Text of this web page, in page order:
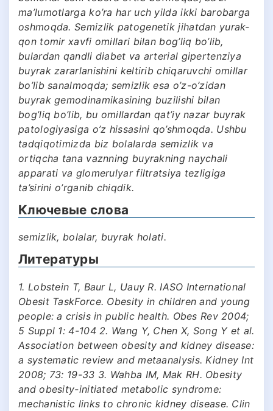
ma’lumotlarga ko’ra har uch yilda ikki barobarga
oshmoqda. Semizlik patogenetik jihatdan yurak-
qon tomir xavfi omillari bilan bog’liq bo’lib,
bulardan qandli diabet va arterial gipertenziya
buyrak zararlanishini keltirib chiqaruvchi omillar
bo’lib sanalmoqda; semizlik esa o’z-o’zidan
buyrak gemodinamikasining buzilishi bilan
bog’liq bo’lib, bu omillardan qat’iy nazar buyrak
patologiyasiga o’z hissasini qo’shmoqda. Ushbu
tadqiqotimizda biz bolalarda semizlik va
ortiqcha tana vaznning buyrakning naychali
apparati va glomerulyar filtratsiya tezligiga
ta’sirini o’rganib chiqdik.
Ключевые слова
semizlik, bolalar, buyrak holati.
Литературы
1. Lobstein T, Baur L, Uauy R. IASO International
Obesit TaskForce. Obesity in children and young
people: a crisis in public health. Obes Rev 2004;
5 Suppl 1: 4-104 2. Wang Y, Chen X, Song Y et al.
Association between obesity and kidney disease:
a systematic review and metaanalysis. Kidney Int
2008; 73: 19-33 3. Wahba IM, Mak RH. Obesity
and obesity-initiated metabolic syndrome:
mechanistic links to chronic kidney disease. Clin